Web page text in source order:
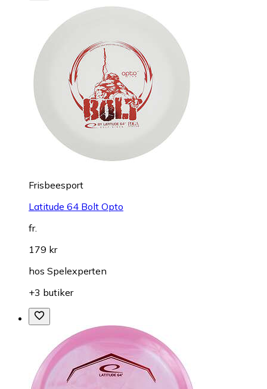
Frisbeesport
Latitude 64 Bolt Opto
fr.
179 kr
hos Spelexperten
+3 butiker